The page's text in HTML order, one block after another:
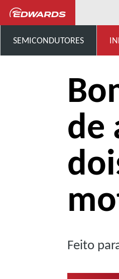
SEMICONDUTORES
de
Feito